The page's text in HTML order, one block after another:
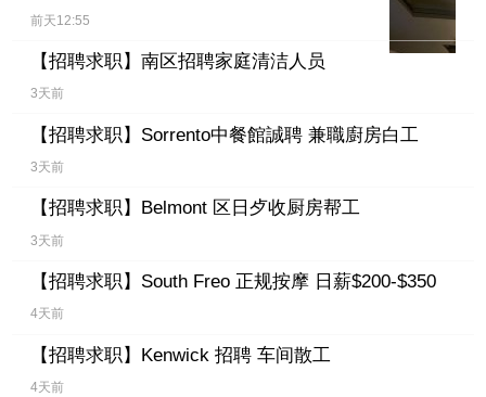
前天12:55
【招聘求职】 南区招聘家庭清洁人员
3天前
【招聘求职】 Sorrento中餐館誠聘 兼職廚房白工
3天前
【招聘求职】 Belmont 区日歺收厨房帮工
3天前
【招聘求职】 South Freo 正规按摩 日薪$200-$350
4天前
【招聘求职】 Kenwick 招聘 车间散工
4天前